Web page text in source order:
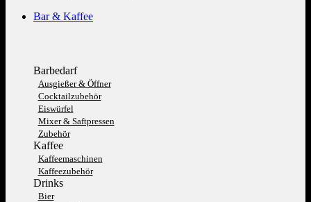
Bar & Kaffee
Barbedarf
Ausgießer & Öffner
Cocktailzubehör
Eiswürfel
Mixer & Saftpressen
Zubehör
Kaffee
Kaffeemaschinen
Kaffeezubehör
Drinks
Bier